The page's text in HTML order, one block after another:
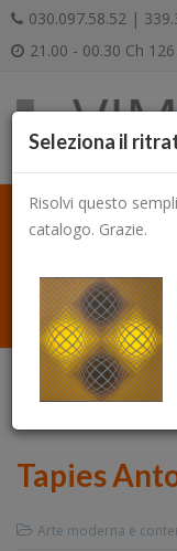
030.097.58.52 |
21.00 - 00.30 Ch
Tapies
Arte moderna e
Seleziona il
Risolvi questo
catalogo. Grazie.